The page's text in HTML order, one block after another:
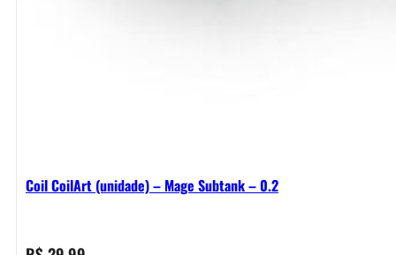
Coil CoilArt (unidade) – Mage Subtank – 0.2